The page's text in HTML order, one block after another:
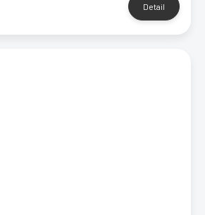
Detail